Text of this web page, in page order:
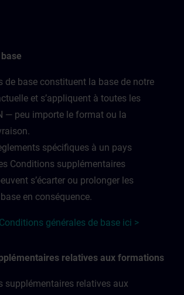
de base constituent la base de notre
et s’appliquent à toutes les
— peu importe le format ou la
spécifiques à un pays
Conditions supplémentaires
s’écarter ou prolonger les
en conséquence.
générales de base ici >
relatives aux formations
supplémentaires relatives aux